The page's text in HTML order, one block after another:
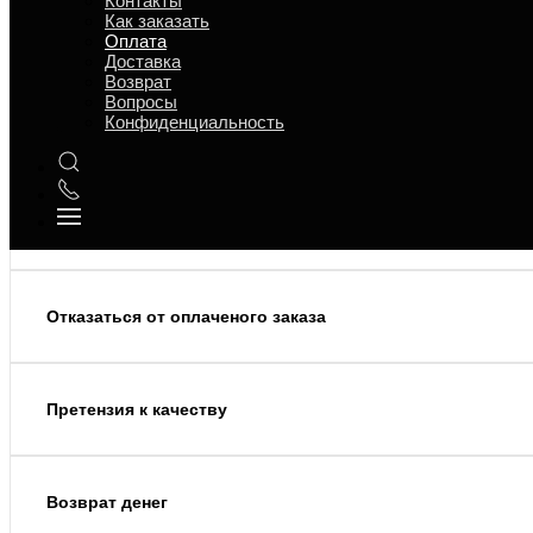
Как заказать
Оплата
Доставка
Возврат
Вопросы
Конфиденциальность
Изменения, отказы и
Изменения в заказе
Отказаться от оплаченого заказа
Претензия к качеству
Возврат денег